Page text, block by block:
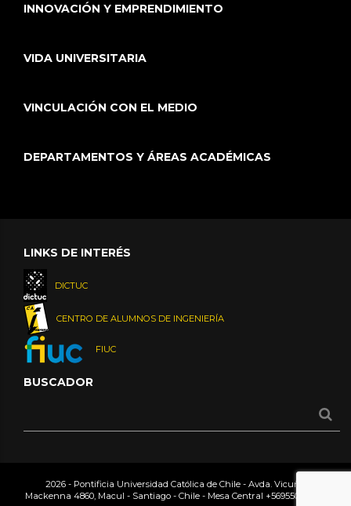
INNOVACIÓN Y EMPRENDIMIENTO
VIDA UNIVERSITARIA
VINCULACIÓN CON EL MEDIO
DEPARTAMENTOS Y ÁREAS ACADÉMICAS
LINKS DE INTERÉS
DICTUC
CENTRO DE ALUMNOS DE INGENIERÍA
FIUC
BUSCADOR
2026 - Pontificia Universidad Católica de Chile - Avda. Vicuña
Mackenna 4860, Macul - Santiago - Chile - Mesa Central +56955042000